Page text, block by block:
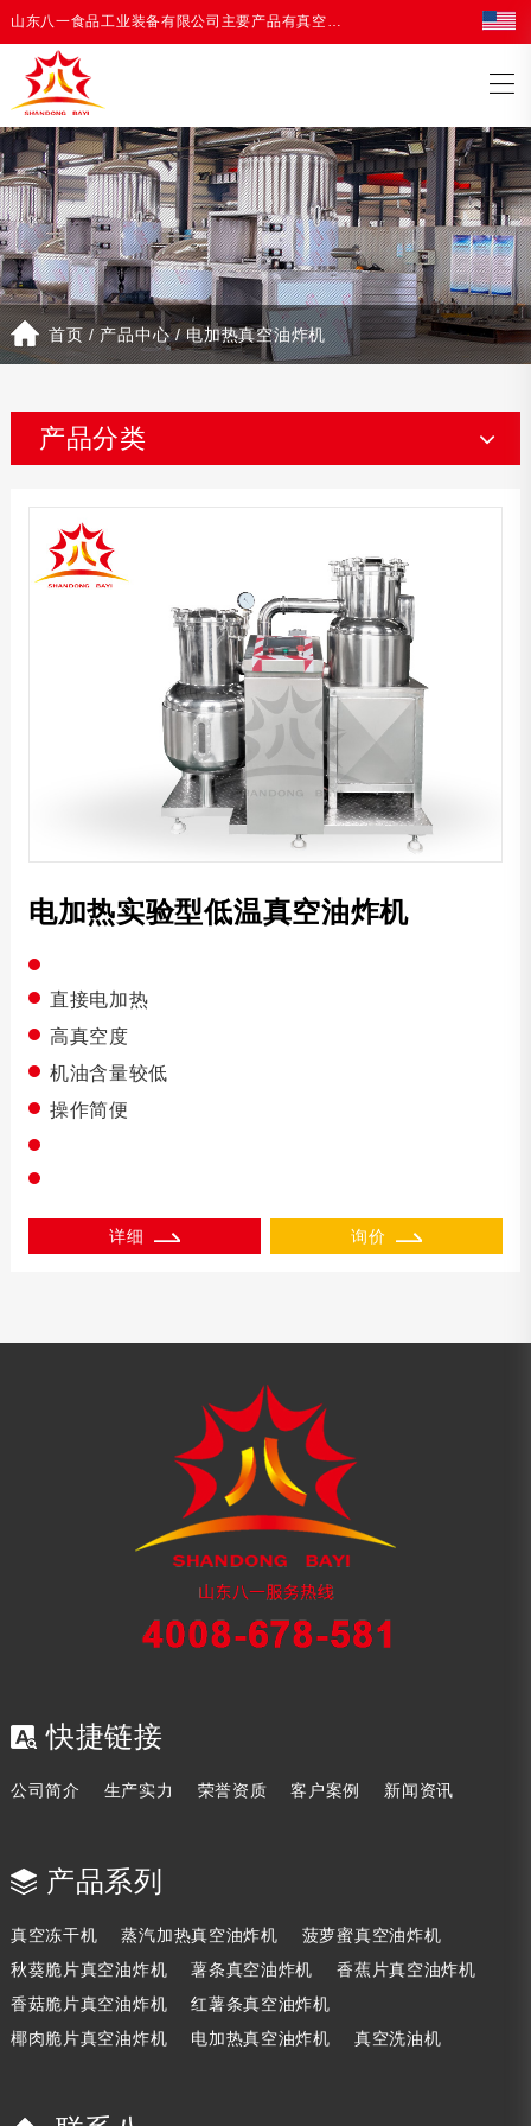
山东八一食品工业装备有限公司主要产品有真空油炸机，油炸生产线等油炸设备
首页/产品中心/电加热真空油炸机
产品分类
蒸汽加热真空油炸机
菠萝蜜真空油炸机
秋葵脆片真空油炸机
香蕉片真空油炸机
香菇脆片真空油炸机
红薯条真空油炸机
电加热真空油炸机
电加热实验型低温真空油炸机
直接电加热
高真空度
机油含量较低
操作简便
详细 询价
快捷链接
公司简介 生产实力 荣誉资质 客户案例 新闻资讯
产品系列
真空冻干机 蒸汽加热真空油炸机
菠萝蜜真空油炸机
秋葵脆片真空油炸机
薯条真空油炸机
香蕉片真空油炸机
香菇脆片真空油炸机
红薯条真空油炸机
椰肉脆片真空油炸机
电加热真空油炸机 真空洗油机